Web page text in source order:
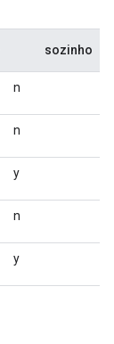
sozinho
n
n
y
n
y